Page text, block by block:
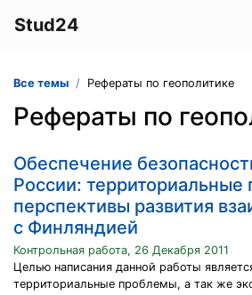
Stud24
Все темы Рефераты по геополитике
Рефераты по
Обеспечение
России:
перспективы развития
с Финляндией
Контрольная работа, 26 Декабря 2011
Целью написания данной работы
территориальные проблемы, а так же